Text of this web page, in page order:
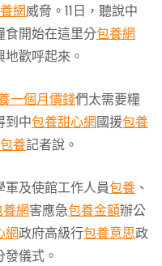
網威脅。11日，聽說中
食開始在這里分包養網
地歡呼起來。
一個月價錢們太需要糧
到中包養甜心網國援包養
包養記者說。
及使館工作人員包養 、
網害應急包養金額辦公
網政府高級行包養意思政
儀式。